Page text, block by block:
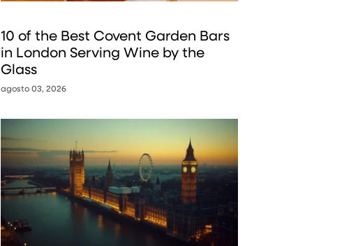
10 of the Best Covent Garden Bars
in London Serving Wine by the
Glass
agosto 03, 2026